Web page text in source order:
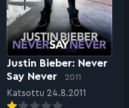
Justin Bieber: Never
Say Never
2011
Katsottu 24.8.2011